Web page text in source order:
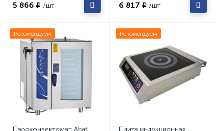
5 866 ₽ /шт 6 817 ₽ /шт
Рекомендуем
Пароконвектомат Abat
Рекомендуем
Плита индукционная